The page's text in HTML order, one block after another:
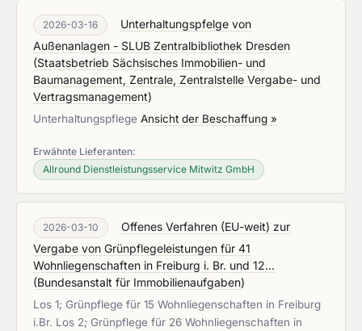
2026-03-16
Unterhaltungspfelge von
Außenanlagen - SLUB Zentralbibliothek Dresden
(Staatsbetrieb Sächsisches Immobilien- und
Baumanagement, Zentrale, Zentralstelle Vergabe- und
Vertragsmanagement)
Unterhaltungspflege Ansicht der Beschaffung »
Erwähnte Lieferanten:
Allround Dienstleistungsservice Mitwitz GmbH
2026-03-10
Offenes Verfahren (EU-weit) zur
Vergabe von Grünpflegeleistungen für 41
Wohnliegenschaften in Freiburg i. Br. und 12...
(Bundesanstalt für Immobilienaufgaben)
Los 1; Grünpflege für 15 Wohnliegenschaften in Freiburg
i.Br. Los 2; Grünpflege für 26 Wohnliegenschaften in